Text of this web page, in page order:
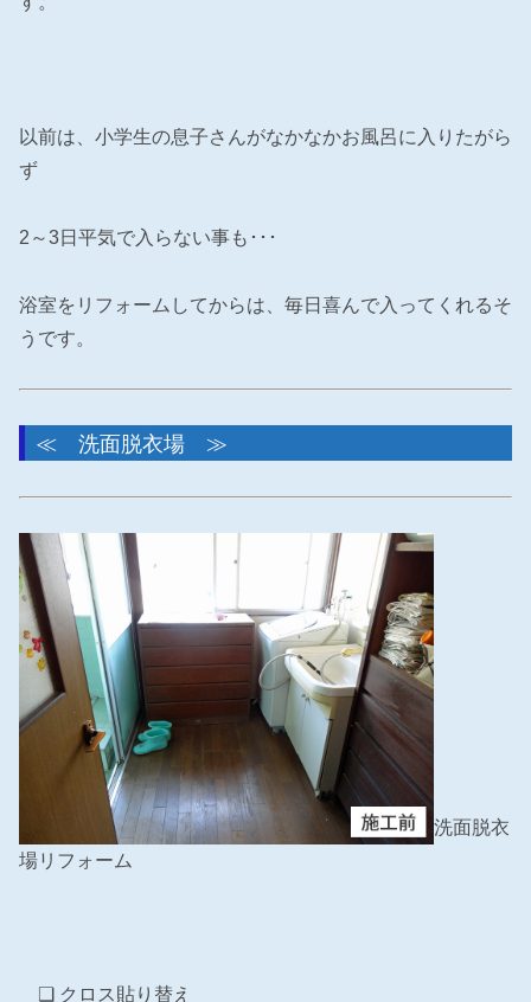
以前は、小学生の息子さんがなかなかお風呂に入りたがら
ず
2～3日平気で入らない事も･･･
浴室をリフォームしてからは、毎日喜んで入ってくれるそ
うです。
≪ 洗面脱衣場 ≫
洗面脱衣
場リフォーム
❑ クロス貼り替え